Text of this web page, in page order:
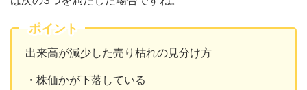
ポイント
出来高が減少した売り枯れの見分け方
・株価かが下落している